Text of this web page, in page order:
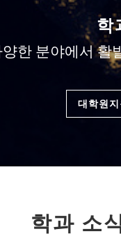
학
한 분야에서 활
대학원지
학과 소